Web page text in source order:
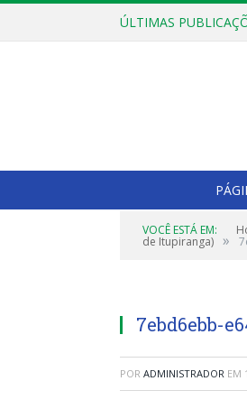
ÚLTIMAS
VOCÊ ESTÁ EM:
de Itupiranga) »
7ebd6ebb-
POR ADMINISTRADOR EM